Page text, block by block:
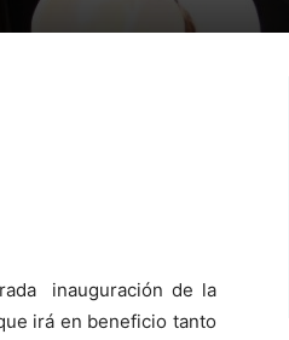
inauguración de la
irá en beneficio tanto